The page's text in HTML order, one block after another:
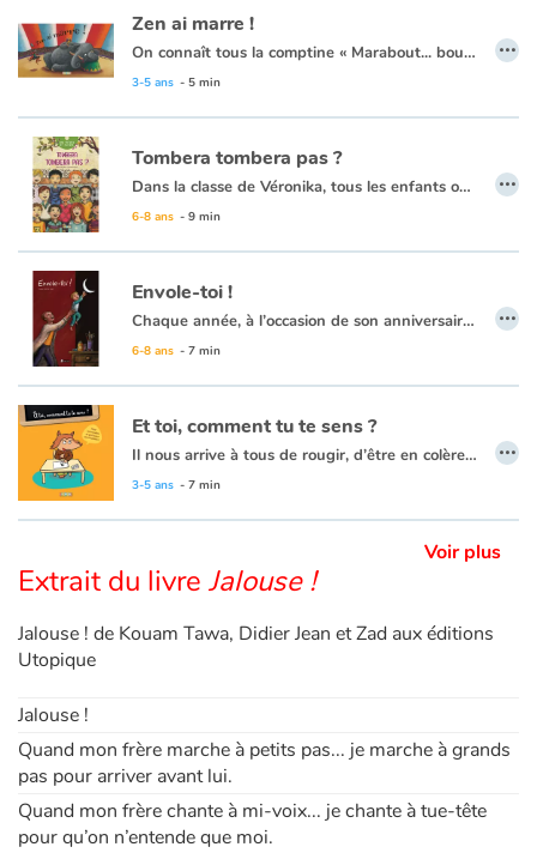
Zen ai marre !
On connaît tous la comptine « Marabout... bout d’ficelle... » qui a bercé notre enfance. Comptine dont le principe est fondé sur un enchaînement de mots rigolos et d’associations d’idées.
Le concept est soutenu par la qualité plastique des illustrations au pastel sec de ZAD qui interprète avec beaucoup d’à propos cette chanson loufoque.
3-5 ans - 5 min
…
Tombera tombera pas ?
Dans la classe de Véronika, tous les enfants ont perdu une dent, sauf elle. Tous ont reçu la visite de la petite souris, sauf elle ! Elle a pourtant bien une dent qui bouge, et depuis longtemps, mais celle-ci refuse de tomber. Au fil des jours, la fillette ressent de plus en plus l’injustice de la situation, et développe une réelle jalousie envers ses camarades de classe. Alors... tombera, tombera pas ?
6-8 ans - 9 min
…
Envole-toi !
Chaque année, à l’occasion de son anniversaire, un père peint pour son fils un tableau. Mais pas n’importe quel tableau ! Car ces matins-là, il invite son enfant à entrer dans sa peinture pour lui transmettre un peu des valeurs qu'il a lui même reçues de ses propres parents. Ainsi, au fil des années, il l'aide à gravir une marche ou relever un défi. Jusqu'à ce que l'enfant, devenu grand, prenne son envol.
6-8 ans - 7 min
…
Et toi, comment tu te sens ?
Il nous arrive à tous de rougir, d’être en colère, ou au contraire de nous sentir pousser des ailes. Mais pour les plus jeunes, il est souvent difficile de maîtriser ses émotions. Ce livre a pour objectif d’aider les enfants, à partir de 3 ans, à mettre un nom sur ce qu’ils ressentent, pour apprivoiser leurs émotions et mieux vivre avec elles.
3-5 ans - 7 min
…
Voir plus
Extrait du livre Jalouse !
Jalouse ! de Kouam Tawa, Didier Jean et Zad aux éditions
Utopique
Jalouse !
Quand mon frère marche à petits pas... je marche à grands
pas pour arriver avant lui.
Quand mon frère chante à mi-voix... je chante à tue-tête
pour qu’on n’entende que moi.